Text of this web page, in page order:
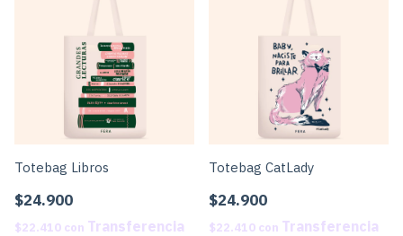
Totebag Libros
$24.900
$22.410 con
Totebag CatLady
$24.900
$22.410 con